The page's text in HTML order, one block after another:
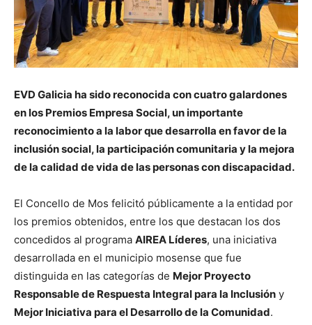
EVD Galicia ha sido reconocida con cuatro galardones
en los Premios Empresa Social, un importante
reconocimiento a la labor que desarrolla en favor de la
inclusión social, la participación comunitaria y la mejora
de la calidad de vida de las personas con discapacidad.
El Concello de Mos felicitó públicamente a la entidad por
los premios obtenidos, entre los que destacan los dos
concedidos al programa AIREA Líderes, una iniciativa
desarrollada en el municipio mosense que fue
distinguida en las categorías de Mejor Proyecto
Responsable de Respuesta Integral para la Inclusión y
Mejor Iniciativa para el Desarrollo de la Comunidad.